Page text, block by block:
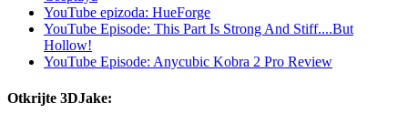
YouTube epizoda: HueForge
YouTube Episode: This Part Is Strong And Stiff....But
Hollow!
YouTube Episode: Anycubic Kobra 2 Pro Review
Otkrijte 3DJake: